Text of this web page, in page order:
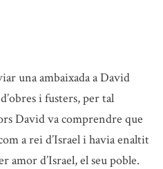
una ambaixada a David
i fusters, per tal
David va comprendre que
a rei d’Israel i havia enaltit
amor d’Israel, el seu poble.